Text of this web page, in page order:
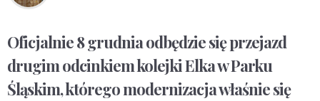
Oficjalnie 8 grudnia odbędzie się przejazd
drugim odcinkiem kolejki Elka w Parku
Śląskim, którego modernizacja właśnie się